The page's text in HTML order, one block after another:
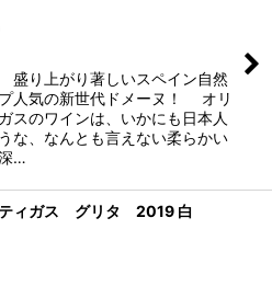
盛り上がり著しいスペイン自然
人気の新世代ドメーヌ！ オリ
スのワインは、いかにも日本人
な、なんとも言えない柔らかい
…
ティガス グリタ 2019 白